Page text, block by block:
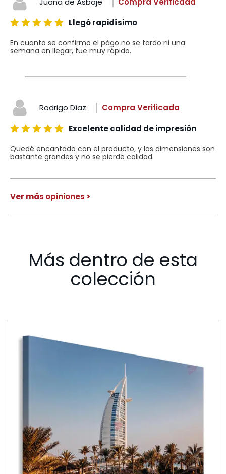
Llegó rapidísimo
En cuanto se confirmo el págo no se tardo ni una
semana en llegar, fue muy rápido.
Rodrigo Díaz
Compra Verificada
Excelente calidad de impresión
Quedé encantado con el producto, y las dimensiones son
bastante grandes y no se pierde calidad.
Ver más opiniones >
Más dentro de esta
colección